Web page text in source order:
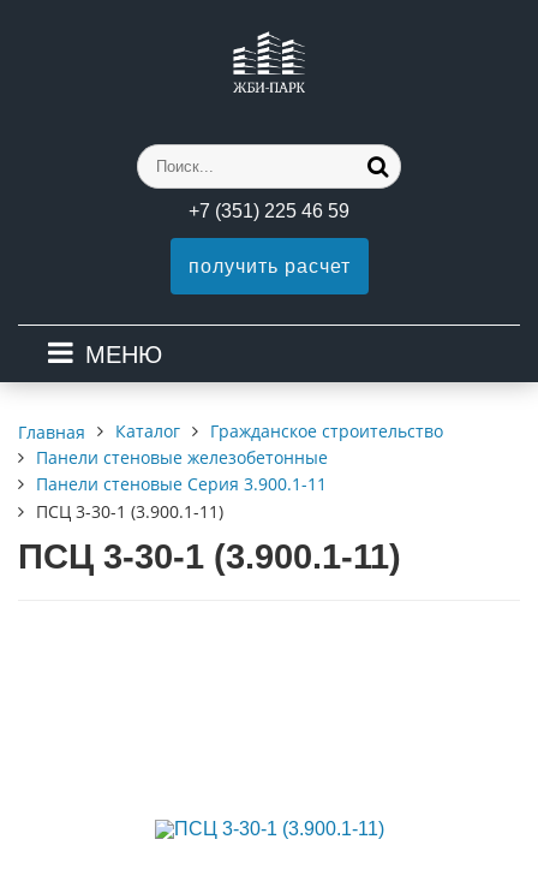
+7 (351) 225 46 59
получить расчет
МЕНЮ
Главная Каталог
Гражданское строительство
Панели стеновые железобетонные
Панели стеновые Серия 3.900.1-11
ПСЦ 3-30-1 (3.900.1-11)
ПСЦ 3-30-1 (3.900.1-11)